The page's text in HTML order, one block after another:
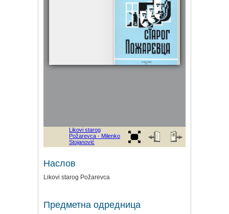
Наслов
Likovi starog Požarevca
Предметна одредница